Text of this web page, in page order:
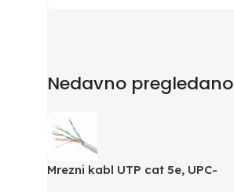
Nedavno pregledano
Mrezni kabl UTP cat 5e, UPC-